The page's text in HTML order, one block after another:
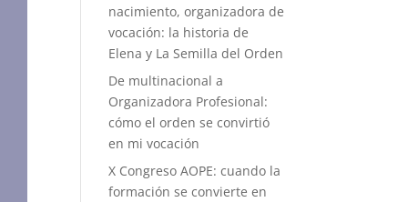
nacimiento, organizadora de
vocación: la historia de
Elena y La Semilla del Orden
De multinacional a
Organizadora Profesional:
cómo el orden se convirtió
en mi vocación
X Congreso AOPE: cuando la
formación se convierte en